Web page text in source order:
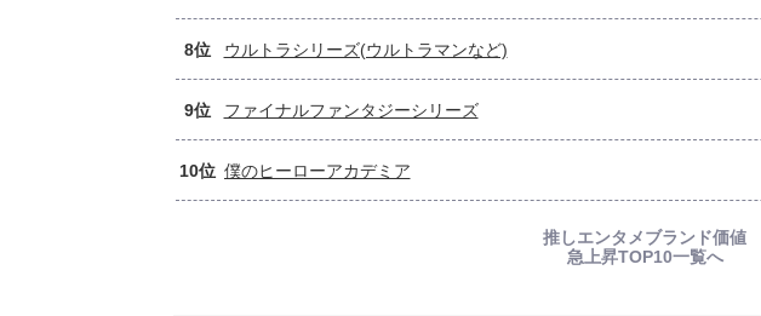
8位 ウルトラシリーズ(ウルトラマンなど)
9位 ファイナルファンタジーシリーズ
10位 僕のヒーローアカデミア
推しエンタメブランド価値
急上昇TOP10一覧へ